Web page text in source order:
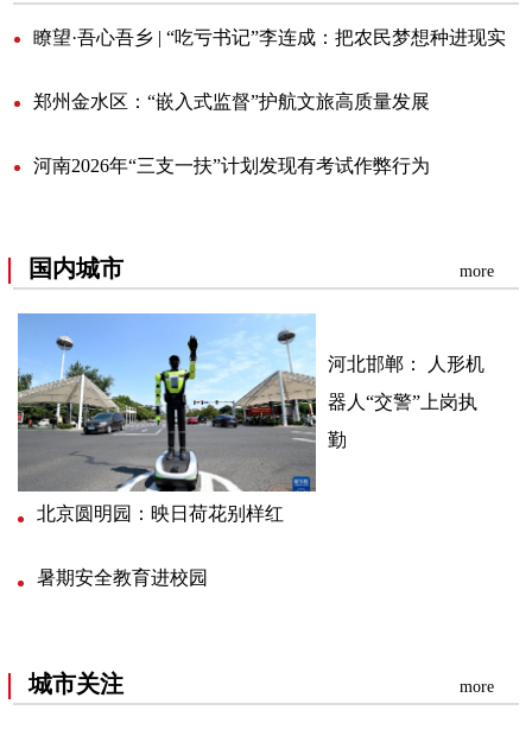
瞭望·吾心吾乡|“吃亏书记”李连成：把农民梦想种进现实
郑州金水区：“嵌入式监督”护航文旅高质量发展
河南2026年“三支一扶”计划发现有考试作弊行为
国内城市 more
河北邯郸：人形机
器人“交警”上岗执
勤
北京圆明园：映日荷花别样红
暑期安全教育进校园
城市关注 more